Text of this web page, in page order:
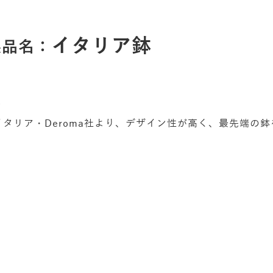
名： イタリア鉢
タリア・Deroma社より、デザイン性が高く、最先端の鉢